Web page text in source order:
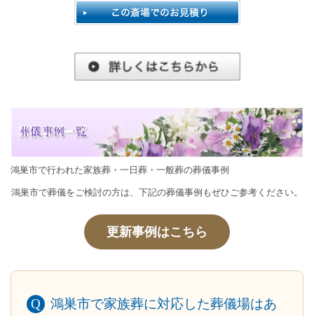
鴻巣市で行われた家族葬・一日葬・一般葬の葬儀事例
鴻巣市で葬儀をご検討の方は、下記の葬儀事例もぜひご参考ください。
更新事例はこちら
鴻巣市で家族葬に対応した葬儀場はあ